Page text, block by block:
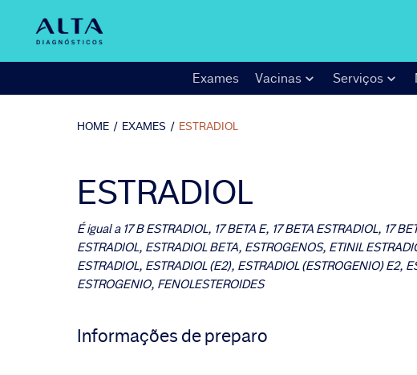
Exames Vacinas Serviços
HOME / EXAMES / ESTRADIOL
ESTRADIOL
É igual a 17 B ESTRADIOL, 17 BETA E, 17 BETA ESTRADIOL, 17
ESTRADIOL, ESTRADIOL BETA, ESTROGENOS, ETINIL
ESTRADIOL, ESTRADIOL (E2), ESTRADIOL (ESTROGENIO) E2,
ESTROGENIO, FENOLESTEROIDES
Informações de preparo